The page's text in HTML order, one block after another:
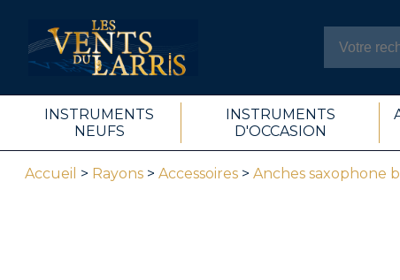
INSTRUMENTS
NEUFS
INSTRUMENTS
D'OCCASION
Accueil > Rayons > Accessoires > Anches saxophone